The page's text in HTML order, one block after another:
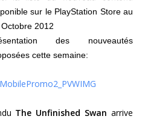
sur le PlayStation Store au
2012
des nouveautés
cette semaine:
The Unfinished Swan arrive